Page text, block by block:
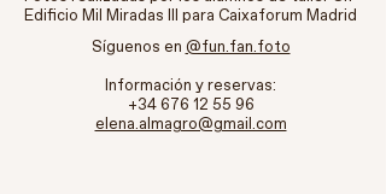
Edificio Mil Miradas III para Caixaforum Madrid
Síguenos en @fun.fan.foto
Información y reservas:
+34 676 12 55 96
elena.almagro@gmail.com